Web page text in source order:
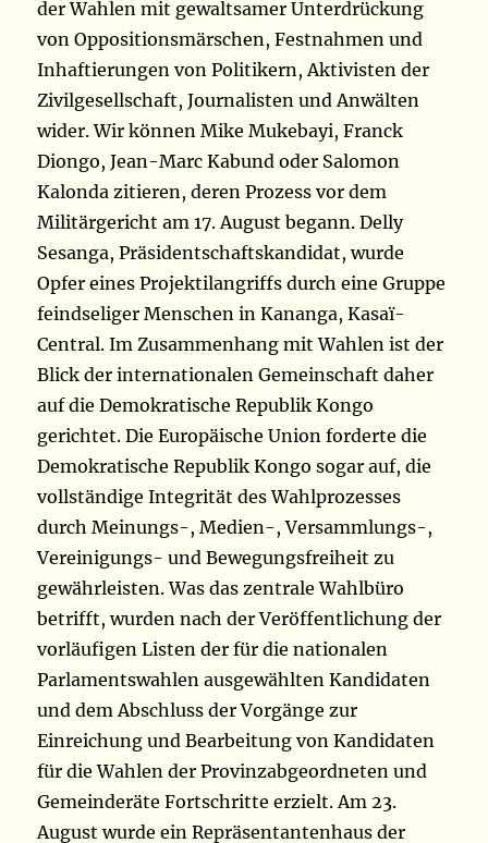
der Wahlen mit gewaltsamer Unterdrückung
von Oppositionsmärschen, Festnahmen und
Inhaftierungen von Politikern, Aktivisten der
Zivilgesellschaft, Journalisten und Anwälten
wider. Wir können Mike Mukebayi, Franck
Diongo, Jean-Marc Kabund oder Salomon
Kalonda zitieren, deren Prozess vor dem
Militärgericht am 17. August begann. Delly
Sesanga, Präsidentschaftskandidat, wurde
Opfer eines Projektilangriffs durch eine Gruppe
feindseliger Menschen in Kananga, Kasaï-
Central. Im Zusammenhang mit Wahlen ist der
Blick der internationalen Gemeinschaft daher
auf die Demokratische Republik Kongo
gerichtet. Die Europäische Union forderte die
Demokratische Republik Kongo sogar auf, die
vollständige Integrität des Wahlprozesses
durch Meinungs-, Medien-, Versammlungs-,
Vereinigungs- und Bewegungsfreiheit zu
gewährleisten. Was das zentrale Wahlbüro
betrifft, wurden nach der Veröffentlichung der
vorläufigen Listen der für die nationalen
Parlamentswahlen ausgewählten Kandidaten
und dem Abschluss der Vorgänge zur
Einreichung und Bearbeitung von Kandidaten
für die Wahlen der Provinzabgeordneten und
Gemeinderäte Fortschritte erzielt. Am 23.
August wurde ein Repräsentantenhaus der